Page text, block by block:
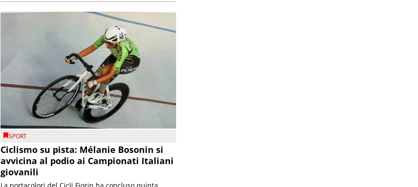
SPORT
Ciclismo su pista: Mélanie Bosonin si
avvicina al podio ai Campionati Italiani
giovanili